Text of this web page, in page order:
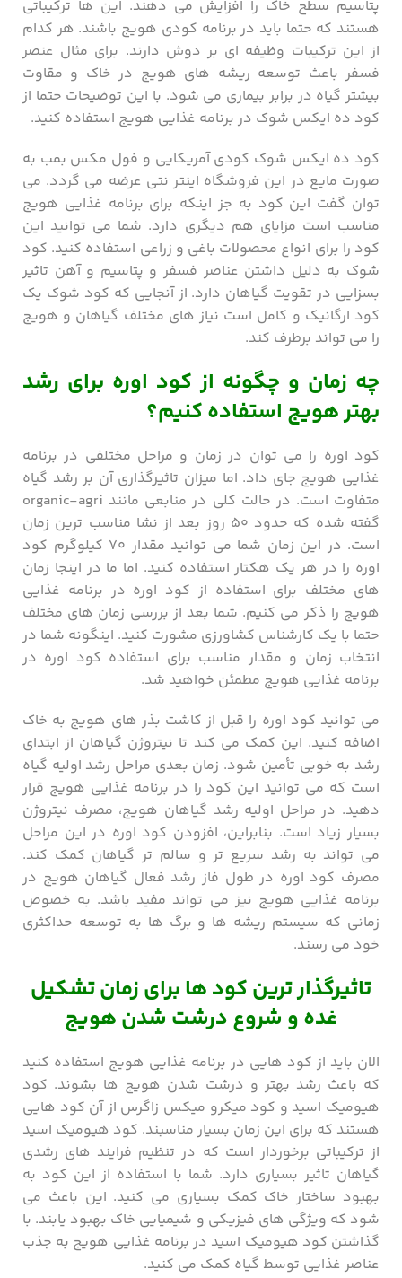
پتاسیم سطح خاک را افزایش می دهند. این ها ترکیباتی
هستند که حتما باید در برنامه کودی هویج باشند. هر کدام
از این ترکیبات وظیفه ای بر دوش دارند. برای مثال عنصر
فسفر باعث توسعه ریشه های هویج در خاک و مقاوت
بیشتر گیاه در برابر بیماری می شود. با این توضیحات حتما از
کود ده ایکس شوک در برنامه غذایی هویج استفاده کنید.
کود ده ایکس شوک کودی آمریکایی و فول مکس بمب به
صورت مایع در این فروشگاه اینتر نتی عرضه می گردد. می
توان گفت این کود به جز اینکه برای برنامه غذایی هویج
مناسب است مزایای هم دیگری دارد. شما می توانید این
کود را برای انواع محصولات باغی و زراعی استفاده کنید. کود
شوک به دلیل داشتن عناصر فسفر و پتاسیم و آهن تاثیر
بسزایی در تقویت گیاهان دارد. از آنجایی که کود شوک یک
کود ارگانیک و کامل است نیاز های مختلف گیاهان و هویج
را می تواند برطرف کند.
چه زمان و چگونه از کود اوره برای رشد
بهتر هویج استفاده کنیم؟
کود اوره را می توان در زمان و مراحل مختلفی در برنامه
غذایی هویج جای داد. اما میزان تاثیرگذاری آن بر رشد گیاه
متفاوت است. در حالت کلی در منابعی مانند organic-agri
گفته شده که حدود ۵۰ روز بعد از نشا مناسب ترین زمان
است. در این زمان شما می توانید مقدار ۷۰ کیلوگرم کود
اوره را در هر یک هکتار استفاده کنید. اما ما در اینجا زمان
های مختلف برای استفاده از کود اوره در برنامه غذایی
هویج را ذکر می کنیم. شما بعد از بررسی زمان های مختلف
حتما با یک کارشناس کشاورزی مشورت کنید. اینگونه شما در
انتخاب زمان و مقدار مناسب برای استفاده کود اوره در
برنامه غذایی هویج مطمئن خواهید شد.
می ‌توانید کود اوره را قبل از کاشت بذر های هویج به خاک
اضافه کنید. این کمک می‌ کند تا نیتروژن گیاهان از ابتدای
رشد به خوبی تأمین شود. زمان بعدی مراحل رشد اولیه گیاه
است که می توانید این کود را در برنامه غذایی هویج قرار
دهید. در مراحل اولیه رشد گیاهان هویج، مصرف نیتروژن
بسیار زیاد است. بنابراین، افزودن کود اوره در این مراحل
می‌ تواند به رشد سریع تر و سالم ‌تر گیاهان کمک کند.
مصرف کود اوره در طول فاز رشد فعال گیاهان هویج در
برنامه غذایی هویج نیز می تواند مفید باشد. به خصوص
زمانی که سیستم ریشه‌ ها و برگ‌ ها به توسعه حداکثری
خود می ‌رسند.
تاثیرگذار ترین کود ها برای زمان تشکیل
غده و شروع درشت شدن هویج
الان باید از کود هایی در برنامه غذایی هویج استفاده کنید
که باعث رشد بهتر و درشت شدن هویج ها بشوند. کود
هیومیک اسید و کود میکرو میکس زاگرس از آن کود هایی
هستند که برای این زمان بسیار مناسبند. کود هیومیک اسید
از ترکیباتی برخوردار است که در تنظیم فرایند های رشدی
گیاهان تاثیر بسیاری دارد. شما با استفاده از این کود به
بهبود ساختار خاک کمک بسیاری می کنید. این باعث می
شود که ویژگی های فیزیکی و شیمیایی خاک بهبود یابند. با
گذاشتن کود هیومیک اسید در برنامه غذایی هویج به جذب
عناصر غذایی توسط گیاه کمک می کنید.